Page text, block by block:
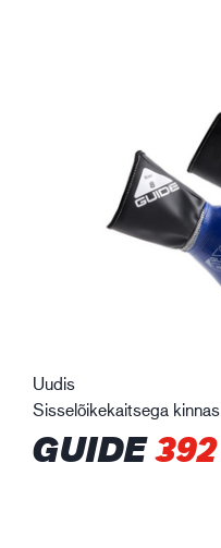
Uudis
Sisselõikekaitsega kinnas
GUIDE392